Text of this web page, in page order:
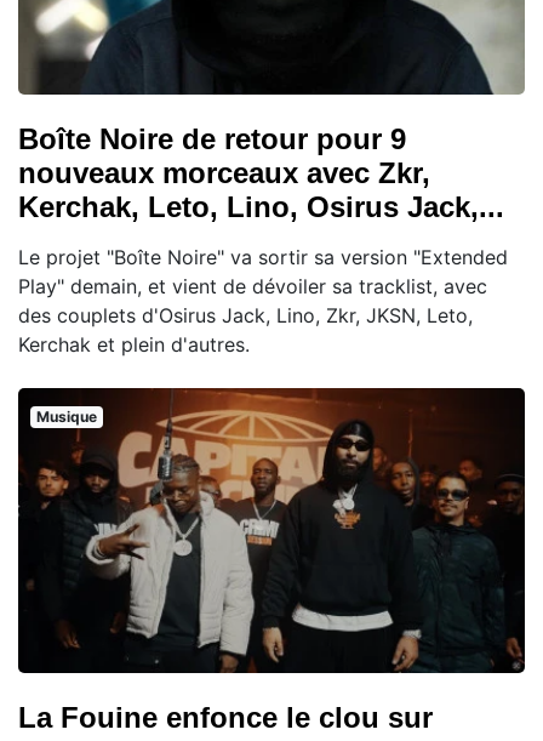
Boîte Noire de retour pour 9
nouveaux morceaux avec Zkr,
Kerchak, Leto, Lino, Osirus Jack,...
Le projet "Boîte Noire" va sortir sa version "Extended
Play" demain, et vient de dévoiler sa tracklist, avec
des couplets d'Osirus Jack, Lino, Zkr, JKSN, Leto,
Kerchak et plein d'autres.
Musique
La Fouine enfonce le clou sur